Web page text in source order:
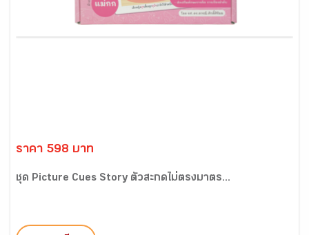
ราคา 598 บาท
ชุด Picture Cues Story ตัวสะกดไม่ตรงมาตร...